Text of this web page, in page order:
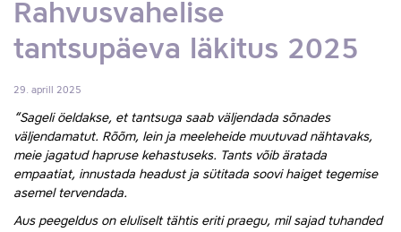
Rahvusvahelise
tantsupäeva läkitus 2025
29. aprill 2025
“Sageli öeldakse, et tantsuga saab väljendada sõnades
väljendamatut. Rõõm, lein ja meeleheide muutuvad nähtavaks,
meie jagatud hapruse kehastuseks. Tants võib äratada
empaatiat, innustada headust ja sütitada soovi haiget tegemise
asemel tervendada.
Aus peegeldus on eluliselt tähtis eriti praegu, mil sajad tuhanded